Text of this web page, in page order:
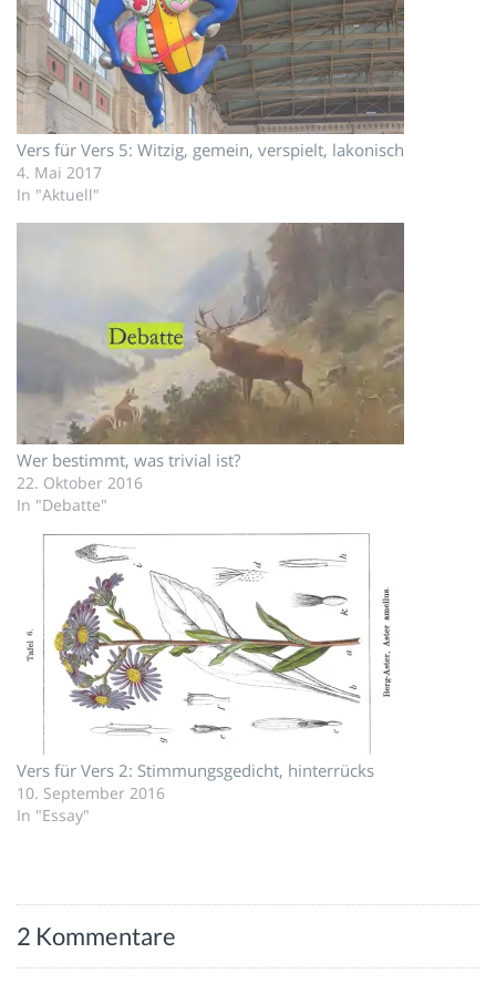
Vers für Vers 5: Witzig, gemein, verspielt, lakonisch
4. Mai 2017
In "Aktuell"
Wer bestimmt, was trivial ist?
22. Oktober 2016
In "Debatte"
Vers für Vers 2: Stimmungsgedicht, hinterrücks
10. September 2016
In "Essay"
2 Kommentare